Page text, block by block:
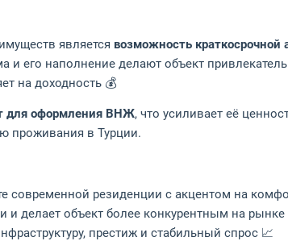
является возможность краткосрочной
и его наполнение делают объект
на доходность 💰
для оформления ВНЖ, что усиливает её
проживания в Турции.
резиденции с акцентом на
и делает объект более конкурентным на
престиж и стабильный спрос 📈